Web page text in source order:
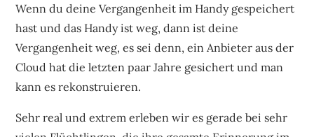
Wenn du deine Vergangenheit im Handy gespeichert
hast und das Handy ist weg, dann ist deine
Vergangenheit weg, es sei denn, ein Anbieter aus der
Cloud hat die letzten paar Jahre gesichert und man
kann es rekonstruieren.
Sehr real und extrem erleben wir es gerade bei sehr